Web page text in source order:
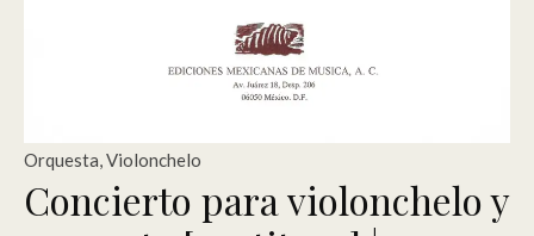
Orquesta,Violonchelo
Concierto para violonchelo y